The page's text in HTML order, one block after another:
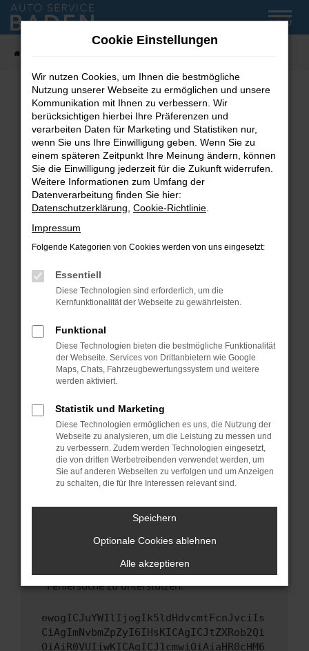
Zum
Hauptinhalt
MENÜ
Fehler: Network Error
Beim Laden ist ein Fehler aufgetreten.
Hier sind ein paar Tipps, die dir helfen können:
Überprüfe deine Firewall und deine
Internetverbindung.
Laden andere Webseiten, zum Beispiel deine
Suchmaschine?
Prüfe deine Browsererweiterungen.
können das Laden bestimmter Seiten
verhindern. Funktioniert die Seite in einem
Fenster?
Starte dein Gerät neu.
Das kann manchmal helfen, vorübergehende
Probleme zu beheben.
Betriebssystem auf dem neuesten Stand
sind.
Veraltete Software birgt nicht nur ein
Sicherheitsrisiko, sondern kann auch dazu
führen, dass bestimmte Funktionen nicht mehr
unterstützt werden.
Wende dich an den Webseitenbetreiber.
Wenn du alle oben genannten Schritte versucht
hast, kontaktiere uns bitte. Wir werden
uns diesen Text schicken, um uns bei der
Fehlersuche zu unterstützen:
ewogICJuYW1lIjogIk5ldHdvcmtFcnJvciIs
CiAgImNvbmZpZyI6IHsKICAgICJtZXRob2Qi
OiAiR0VUIiwKICAgICJ1cmwiOiAiaHR0cHM6
Cookie Einstellungen
Wir nutzen Cookies, um Ihnen die bestmögliche
Nutzung unserer Webseite zu ermöglichen und unsere
Kommunikation mit Ihnen zu verbessern. Wir
berücksichtigen hierbei Ihre Präferenzen und
verarbeiten Daten für Marketing und Statistiken nur,
wenn Sie uns Ihre Einwilligung geben. Wenn Sie zu
einem späteren Zeitpunkt Ihre Meinung ändern, können
Sie die Einwilligung jederzeit für die Zukunft widerrufen.
Weitere Informationen zum Umfang der
Datenverarbeitung finden Sie hier:
Datenschutzerklärung Cookie-Richtlinie
Impressum
Folgende Kategorien von Cookies werden von uns eingesetzt:
Essentiell
Diese Technologien sind erforderlich, um die
Kernfunktionalität der Webseite zu gewährleisten.
Funktional
Diese Technologien bieten die bestmögliche Funktionalität
der Webseite. Services von Drittanbietern wie Google
Maps, Chats, Fahrzeugbewertungssystem und weitere
werden aktiviert.
Statistik und Marketing
Diese Technologien ermöglichen es uns, die Nutzung der
Webseite zu analysieren, um die Leistung zu messen und
zu verbessern. Zudem werden Technologien eingesetzt,
die von dritten Werbetreibenden verwendet werden, um
Sie auf anderen Webseiten zu verfolgen und um Anzeigen
zu schalten, die für Ihre Interessen relevant sind.
Speichern
Optionale Cookies ablehnen
Alle akzeptieren